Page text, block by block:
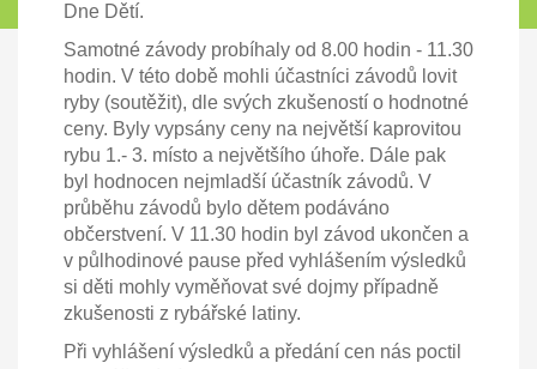
Dne Dětí.
Samotné závody probíhaly od 8.00 hodin - 11.30
hodin. V této době mohli účastníci závodů lovit
ryby (soutěžit), dle svých zkušeností o hodnotné
ceny. Byly vypsány ceny na největší kaprovitou
rybu 1.- 3. místo a největšího úhoře. Dále pak
byl hodnocen nejmladší účastník závodů. V
průběhu závodů bylo dětem podáváno
občerstvení. V 11.30 hodin byl závod ukončen a
v půlhodinové pause před vyhlášením výsledků
si děti mohly vyměňovat své dojmy případně
zkušenosti z rybářské latiny.
Při vyhlášení výsledků a předání cen nás poctil